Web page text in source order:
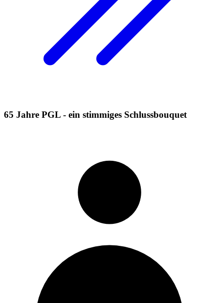
65 Jahre PGL - ein stimmiges Schlussbouquet